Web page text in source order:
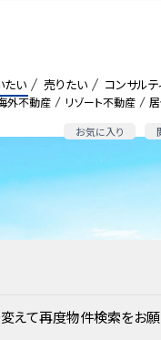
外不動産 リゾート不動産
お気に入り
たい 売りたい コンサルテ
えて再度物件検索をお願